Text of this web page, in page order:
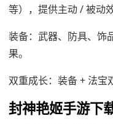
等），提供主动 / 被动
装备：武器、防具、饰
果。
双重成长：装备 + 法宝
封神艳姬手游下